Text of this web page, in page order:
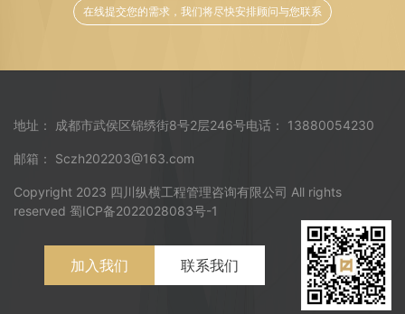
在线提交您的需求，我们将尽快安排顾问与您联系
地址： 成都市武侯区锦绣街8号2层246号电话： 13880054230
邮箱： Sczh202203@163.com
Copyright 2023 四川纵横工程管理咨询有限公司 All rights
reserved 蜀ICP备2022028083号-1
加入我们 联系我们